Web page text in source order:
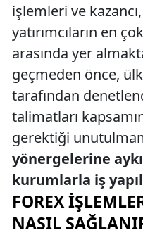
işlemleri ve
yatırımcıların en
arasında yer
geçmeden önce,
tarafından
talimatları
gerektiği
yönergelerine
kurumlarla iş
FOREX
NASIL